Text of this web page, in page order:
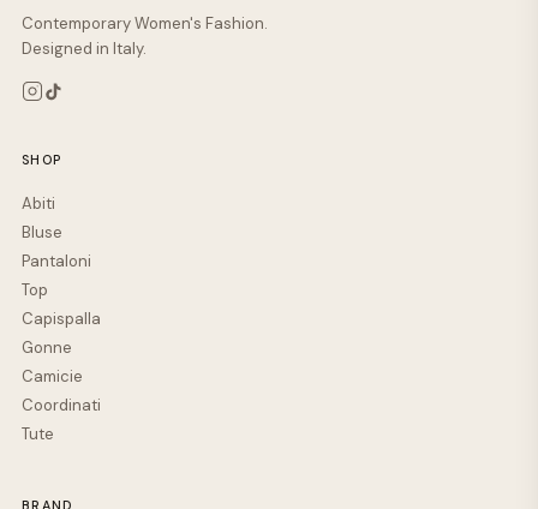
Contemporary Women's Fashion.
Designed in Italy.
SHOP
Abiti
Bluse
Pantaloni
Top
Capispalla
Gonne
Camicie
Coordinati
Tute
BRAND